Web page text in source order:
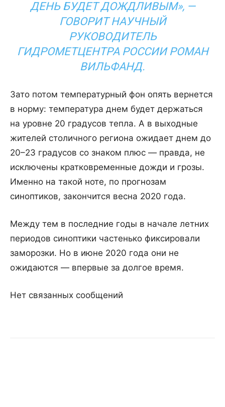
ДЕНЬ БУДЕТ ДОЖДЛИВЫМ», —
ГОВОРИТ НАУЧНЫЙ
РУКОВОДИТЕЛЬ
ГИДРОМЕТЦЕНТРА РОССИИ РОМАН
ВИЛЬФАНД.
Зато потом температурный фон опять вернется
в норму: температура днем будет держаться
на уровне 20 градусов тепла. А в выходные
жителей столичного региона ожидает днем до
20–23 градусов со знаком плюс — правда, не
исключены кратковременные дожди и грозы.
Именно на такой ноте, по прогнозам
синоптиков, закончится весна 2020 года.
Между тем в последние годы в начале летних
периодов синоптики частенько фиксировали
заморозки. Но в июне 2020 года они не
ожидаются — впервые за долгое время.
Нет связанных сообщений